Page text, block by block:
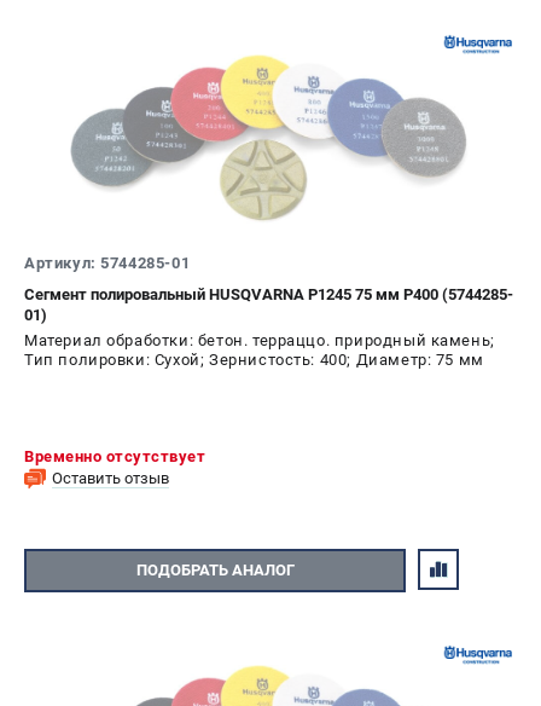
Артикул: 5744285-01
Сегмент полировальный HUSQVARNA P1245 75 мм P400 (5744285-
01)
Материал обработки: бетон. терраццо. природный камень;
Тип полировки: Сухой; Зернистость: 400; Диаметр: 75 мм
Временно отсутствует
Оставить отзыв
ПОДОБРАТЬ АНАЛОГ